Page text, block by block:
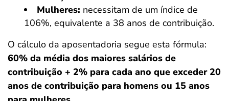
Mulheres: necessitam de um índice de
106%, equivalente a 38 anos de contribuição.
O cálculo da aposentadoria segue esta fórmula:
60% da média dos maiores salários de
contribuição + 2% para cada ano que exceder 20
anos de contribuição para homens ou 15 anos